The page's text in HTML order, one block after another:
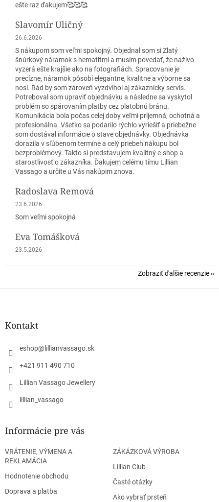
ešte raz ďakujem🥰🥰🥰
Slavomír Uličný
Hodnotenie obchodu je 5 z 5 hviezdičiek.
26.6.2026
S nákupom som veľmi spokojný. Objednal som si Zlatý
šnúrkový náramok s hematitmi a musím povedať, že naživo
vyzerá ešte krajšie ako na fotografiách. Spracovanie je
precízne, náramok pôsobí elegantne, kvalitne a výborne sa
nosí. Rád by som zároveň vyzdvihol aj zákaznícky servis.
Potreboval som upraviť objednávku a následne sa vyskytol
problém so spárovaním platby cez platobnú bránu.
Komunikácia bola počas celej doby veľmi príjemná, ochotná a
profesionálna. Všetko sa podarilo rýchlo vyriešiť a priebežne
som dostával informácie o stave objednávky. Objednávka
dorazila v sľúbenom termíne a celý priebeh nákupu bol
bezproblémový. Takto si predstavujem kvalitný e-shop a
starostlivosť o zákazníka. Ďakujem celému tímu Lillian
Vassago a určite u Vás nakúpim znova.
Radoslava Remová
Hodnotenie obchodu je 5 z 5 hviezdičiek.
23.6.2026
Som veľmi spokojná
Eva Tomášková
Hodnotenie obchodu je 5 z 5 hviezdičiek.
23.5.2026
Zobraziť ďalšie recenzie
Z
Kontakt
eshop@ lillianvassago.sk
+421 911 490 710
Lillian Vassago Jewellery
lillian_vassago
Informácie pre vás
VRÁTENIE, VÝMENA A
REKLAMÁCIA
Hodnotenie obchodu
Doprava a platba
ZÁKÁZKOVÁ VÝROBA
Lillian Club
Časté otázky
Ako vybrať prsteň